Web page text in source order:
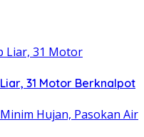
31 Motor Berknalpot